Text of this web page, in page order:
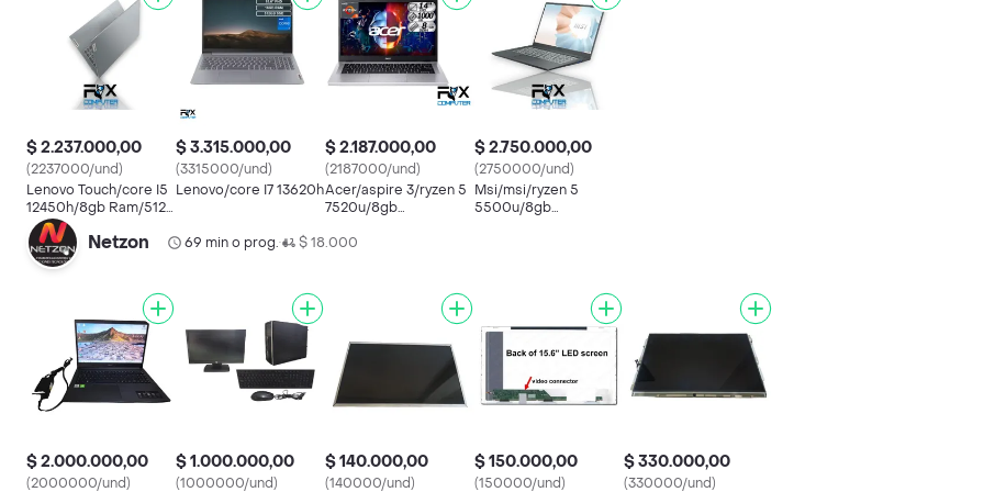
$ 2.237.000,00
(2237000/und)
Lenovo Touch/core I5
12450h/8gb Ram/512
Ssd/15.6"
$ 3.315.000,00
(3315000/und)
Lenovo/core I7 13620h
$ 2.187.000,00
(2187000/und)
Acer/aspire 3/ryzen 5
7520u/8gb
$ 2.750.000,00
(2750000/und)
Msi/msi/ryzen 5
5500u/8gb
Netzon 69 min o prog.• $ 18.000
$ 2.000.000,00
(2000000/und)
$ 1.000.000,00
(1000000/und)
$ 140.000,00
(140000/und)
$ 150.000,00
(150000/und)
$ 330.000,00
(330000/und)